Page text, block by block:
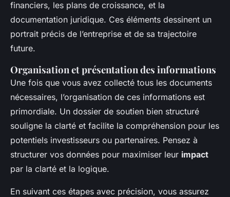
financiers, les plans de croissance, et la
documentation juridique. Ces éléments dessinent un
portrait précis de l’entreprise et de sa trajectoire
future.
Organisation et présentation des informations
Une fois que vous avez collecté tous les documents
nécessaires, l’organisation de ces informations est
primordiale. Un dossier de soutien bien structuré
souligne la clarté et facilite la compréhension pour les
potentiels investisseurs ou partenaires. Pensez à
structurer vos données pour maximiser leur impact
par la clarté et la logique.
En suivant ces étapes avec précision, vous assurez